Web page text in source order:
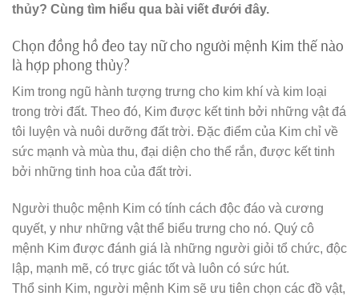
thủy? Cùng tìm hiểu qua bài viết đưới đây.
Chọn đồng hồ đeo tay nữ cho người mệnh Kim thế nào
là hợp phong thủy?
Kim trong ngũ hành tượng trưng cho kim khí và kim loại
trong trời đất. Theo đó, Kim được kết tinh bởi những vật đá
tôi luyện và nuôi dưỡng đất trời. Đặc điểm của Kim chỉ về
sức mạnh và mùa thu, đại diện cho thể rắn, được kết tinh
bởi những tinh hoa của đất trời.
Người thuộc mệnh Kim có tính cách độc đáo và cương
quyết, y như những vật thể biểu trưng cho nó. Quý cô
mệnh Kim được đánh giá là những người giỏi tổ chức, độc
lập, mạnh mẽ, có trực giác tốt và luôn có sức hút.
Thổ sinh Kim, người mệnh Kim sẽ ưu tiên chọn các đồ vật,